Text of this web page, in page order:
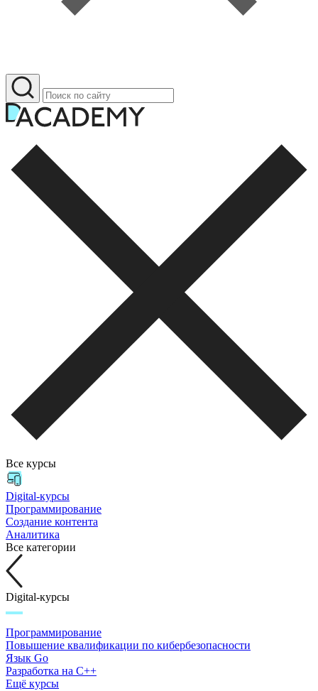
Все курсы
Digital-курсы
Программирование
Создание контента
Аналитика
Все категории
Digital-курсы
Программирование
Повышение квалификации по кибербезопасности
Язык Go
Разработка на C++
Ещё курсы